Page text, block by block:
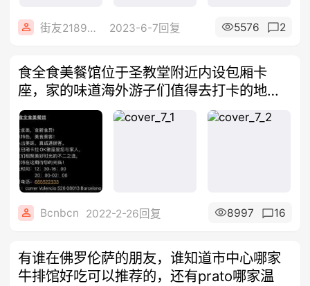
街友21892472 2023-6-7回复 5576 2
食全食美餐馆位于圣教堂附近内设包厢卡
座，家的味道海外游子们值得去打卡的地
方！
Bcnbcn 2022-2-26回复 8997 16
有谁在佛罗伦萨的朋友，谁知道市中心哪家
牛排馆好吃可以推荐的，还有prato哪家温